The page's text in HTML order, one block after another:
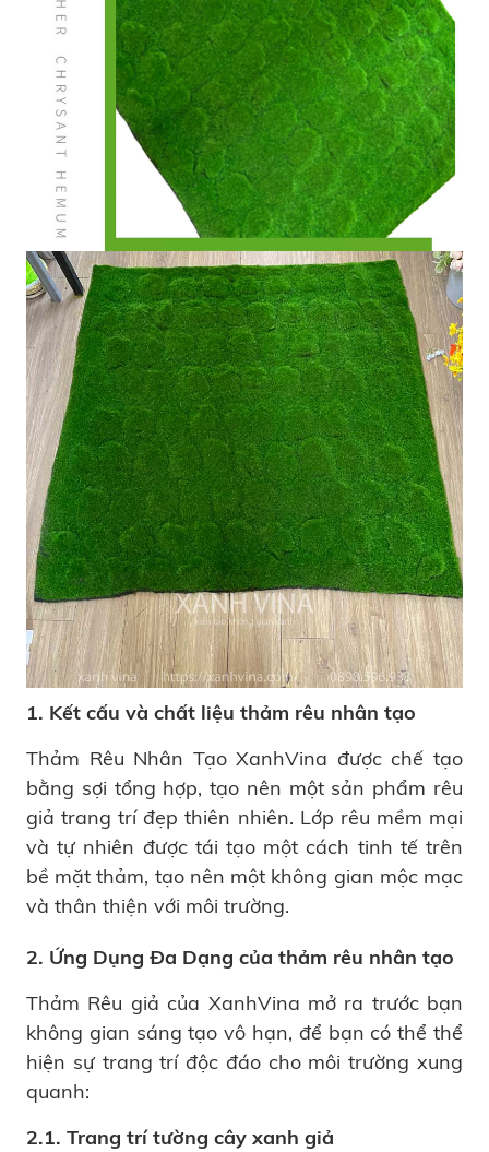
1. Kết cấu và chất liệu thảm rêu nhân tạo
Thảm Rêu Nhân Tạo XanhVina được chế tạo
bằng sợi tổng hợp, tạo nên một sản phẩm rêu
giả trang trí đẹp thiên nhiên. Lớp rêu mềm mại
và tự nhiên được tái tạo một cách tinh tế trên
bề mặt thảm, tạo nên một không gian mộc mạc
và thân thiện với môi trường.
2. Ứng Dụng Đa Dạng của thảm rêu nhân tạo
Thảm Rêu giả của XanhVina mở ra trước bạn
không gian sáng tạo vô hạn, để bạn có thể thể
hiện sự trang trí độc đáo cho môi trường xung
quanh:
2.1. Trang trí tường cây xanh giả